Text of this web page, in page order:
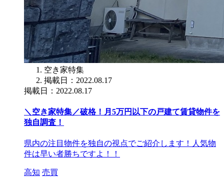
空き家特集
掲載日：2022.08.17
掲載日：2022.08.17
＼空き家特集／破格！月5万円以下の戸建て賃貸物件を
独自調査！
県内の注目物件を独自の視点でご紹介します！人気物
件は早い者勝ちですよ！！
高知 売買